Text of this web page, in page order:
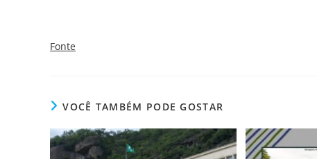
Fonte
VOCÊ TAMBÉM PODE GOSTAR